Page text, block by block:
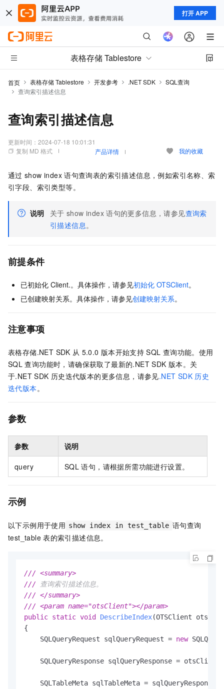
打开 APP
表格存储 Tablestore
首页 表格存储 Tablestore 开发参考 .NET SDK
SQL查询
查询索引描述信息
查询索引描述信息
更新时间： 2024-07-18 10:01:31
复制 MD 格式
产品详情 我的收藏
通过 show index 语句查询表的索引描述信息，例如索引名称、索
引字段、索引类型等。
说明 关于 show index 语句的更多信息，请参见查询索
引描述信息。
前提条件
已初始化 Client.。具体操作，请参见初始化 OTSClient。
已创建映射关系。具体操作，请参见创建映射关系。
注意事项
表格存储.NET SDK 从 5.0.0 版本开始支持 SQL 查询功能。使用
SQL 查询功能时，请确保获取了最新的.NET SDK 版本。关
于.NET SDK 历史迭代版本的更多信息，请参见.NET SDK 历史
迭代版本。
参数
参数 说明
query SQL 语句，请根据所需功能进行设置。
示例
以下示例用于使用 show index in test_table 语句查询
test_table 表的索引描述信息。
/// <summary>
/// 查询索引描述信息。
/// </summary>
/// <param name="otsClient"></param>
public static void DescribeIndex(OTSClient
{
    SQLQueryRequest sqlQueryRequest =
new
SQLQueryResponse sqlQueryResponse =
SQLTableMeta sqlTableMeta =